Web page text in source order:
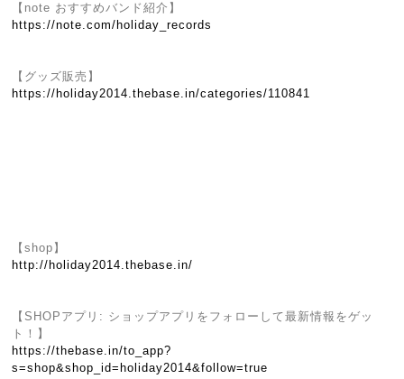
【note おすすめバンド紹介】
https://note.com/holiday_records
【グッズ販売】
https://holiday2014.thebase.in/categories/110841
【shop】
http://holiday2014.thebase.in/
【SHOPアプリ: ショップアプリをフォローして最新情報をゲッ
ト！】
https://thebase.in/to_app?
s=shop&shop_id=holiday2014&follow=true